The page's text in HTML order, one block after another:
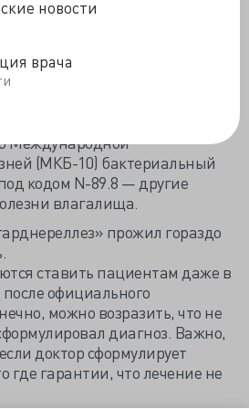
новости
врача
«бактериальный
отсутствие лейкоцитарной
поэтому вагиноз, а не
определение
Международной
(МКБ-10) бактериальный
кодом N-89.8 — другие
влагалища.
прожил гораздо
ставить пациентам даже в
после официального
можно возразить, что не
диагноз. Важно,
доктор сформулирует
где гарантии, что лечение не